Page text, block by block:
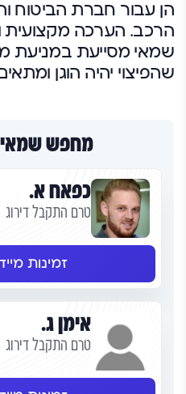
הן עבור חברת הביטוח
הרכב. הערכה מקצועית
שמאי מסייעת במניעת
שהפיצוי יהיה הוגן
מחפש
כפאח א.
טרם התקבל דירוג
זמינות
אימן ג.
טרם התקבל דירוג